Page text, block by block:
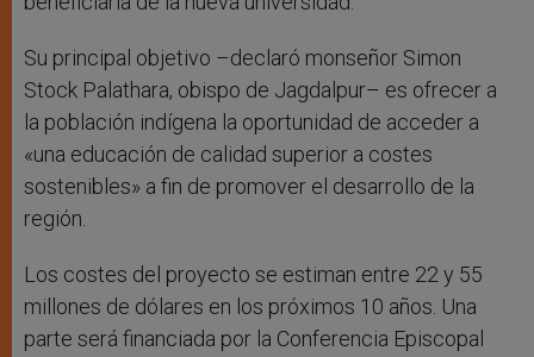
Su principal objetivo –declaró monseñor Simon
Stock Palathara, obispo de Jagdalpur– es ofrecer a
la población indígena la oportunidad de acceder a
«una educación de calidad superior a costes
sostenibles» a fin de promover el desarrollo de la
región.
Los costes del proyecto se estiman entre 22 y 55
millones de dólares en los próximos 10 años. Una
parte será financiada por la Conferencia Episcopal